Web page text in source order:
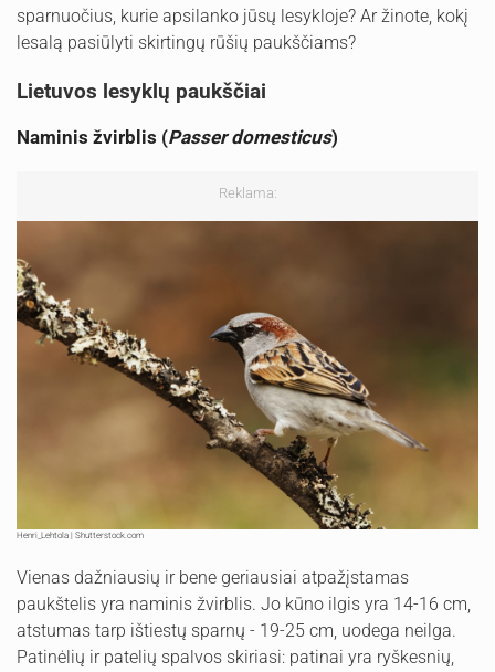
sparnuočius, kurie apsilanko jūsų lesykloje? Ar žinote, kokį
lesalą pasiūlyti skirtingų rūšių paukščiams?
Lietuvos lesyklų paukščiai
Naminis žvirblis (Passer domesticus)
Reklama:
Henri_Lehtola | Shutterstock.com
Vienas dažniausių ir bene geriausiai atpažįstamas
paukštelis yra naminis žvirblis. Jo kūno ilgis yra 14-16 cm,
atstumas tarp ištiestų sparnų - 19-25 cm, uodega neilga.
Patinėlių ir patelių spalvos skiriasi: patinai yra ryškesnių,